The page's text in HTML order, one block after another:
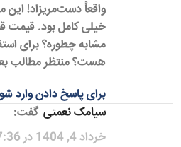
واقعاً دست‌مریزاد! این
خیلی کامل بود. قیمت
مشابه چطوره؟ برای
هست؟ منتظر مطالب
برای پاسخ دادن وارد
سیامک نعمتی گفت:
خرداد 4, 1404 در 7:36 ب.ظ